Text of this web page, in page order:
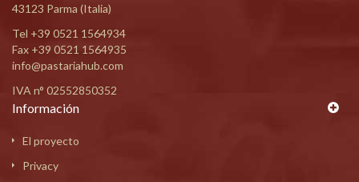
43123 Parma (Italia)
Tel +39 0521 1564934
Fax +39 0521 1564935
info@pastariahub.com
IVA n° 02552850352
Información
El proyecto
Privacy